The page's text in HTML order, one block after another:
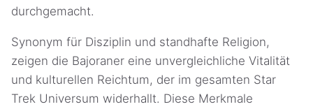
durchgemacht.
Synonym für Disziplin und standhafte Religion,
zeigen die Bajoraner eine unvergleichliche Vitalität
und kulturellen Reichtum, der im gesamten Star
Trek Universum widerhallt. Diese Merkmale